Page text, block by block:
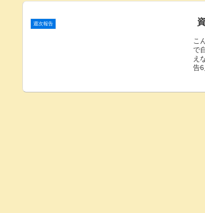
週次報告
こ
で
え
告